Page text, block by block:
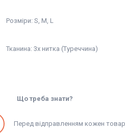
Розміри: S, M, L
Тканина: 3х нитка (Туреччина)
Що треба знати?
Перед відправленням кожен товар